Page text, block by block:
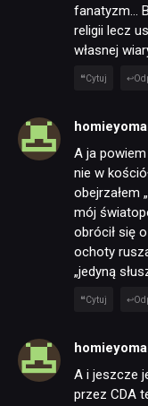
fanatyzm…
religii lecz
własnej
Cytuj
A ja
nie w
obejrzałem
mój
obrócił się
ochoty
„jedyną
Cytuj
A i jeszcze
przez CDA